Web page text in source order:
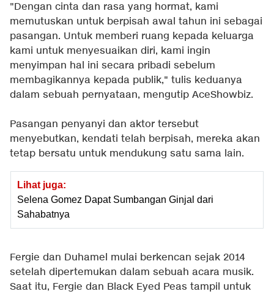
"Dengan cinta dan rasa yang hormat, kami
memutuskan untuk berpisah awal tahun ini sebagai
pasangan. Untuk memberi ruang kepada keluarga
kami untuk menyesuaikan diri, kami ingin
menyimpan hal ini secara pribadi sebelum
membagikannya kepada publik," tulis keduanya
dalam sebuah pernyataan, mengutip AceShowbiz.
Pasangan penyanyi dan aktor tersebut
menyebutkan, kendati telah berpisah, mereka akan
tetap bersatu untuk mendukung satu sama lain.
Lihat juga:
Selena Gomez Dapat Sumbangan Ginjal dari
Sahabatnya
Fergie dan Duhamel mulai berkencan sejak 2014
setelah dipertemukan dalam sebuah acara musik.
Saat itu, Fergie dan Black Eyed Peas tampil untuk